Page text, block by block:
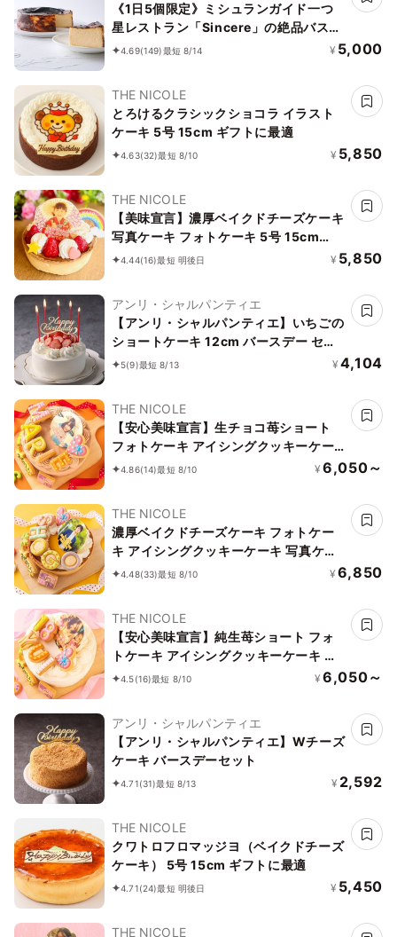
《1日5個限定》ミシュランガイド一つ
星レストラン「Sincere」の絶品バスク
チーズケーキ
4.69(149)最短 8/14 ¥ 5,000
THE NICOLE
とろけるクラシックショコラ イラスト
ケーキ 5号 15cm ギフトに最適
4.63(32)最短 8/10 ¥ 5,850
THE NICOLE
【美味宣言】濃厚ベイクドチーズケーキ
写真ケーキ フォトケーキ 5号 15cm
【オプション選択でオリジナルデザイン
4.44(16)最短 明後日 ¥ 5,850
アンリ・シャルパンティエ
【アンリ・シャルパンティエ】いちごの
ショートケーキ 12cm バースデー セッ
ト5(9)最短 8/13 ¥ 4,104
THE NICOLE
【安心美味宣言】生チョコ苺ショート
フォトケーキ アイシングクッキーケー
キ 写真ケーキ 4号 12cm 【お好きなイ
4.86(14)最短 8/10 ¥ 6,050～
THE NICOLE
濃厚ベイクドチーズケーキ フォトケー
キ アイシングクッキーケーキ 写真ケー
キ 5号 15cm 【お好きなイラストも人気
4.48(33)最短 8/10 ¥ 6,850
THE NICOLE
【安心美味宣言】純生苺ショート フォ
トケーキ アイシングクッキーケーキ 写
真ケーキ 4号 12cm 【お好きなイラスト
4.5(16)最短 8/10 ¥ 6,050～
アンリ・シャルパンティエ
【アンリ・シャルパンティエ】Wチーズ
ケーキ バースデーセット
4.71(31)最短 8/13 ¥ 2,592
THE NICOLE
クワトロフロマッジヨ（ベイクドチーズ
ケーキ） 5号 15cm ギフトに最適
4.71(24)最短 明後日 ¥ 5,450
THE NICOLE